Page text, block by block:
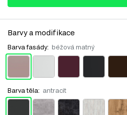
Barvy a modifikace
Barva fasády: béžová matný
Barva těla: antracit